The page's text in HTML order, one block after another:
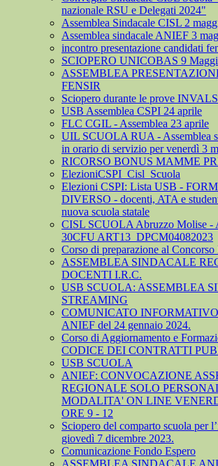
nazionale RSU e Delegati 2024"
Assemblea Sindacale CISL 2
Assemblea sindacale ANIEF 3
incontro presentazione candidati
SCIOPERO UNICOBAS 9
ASSEMBLEA
FENSIR
Sciopero durante le prove
USB Assemblea CSPI 24 aprile
FLC CGIL - Assemblea 23 aprile
UIL SCUOLA RUA - Assemblea
in orario di servizio per venerdì 3
RICORSO BONUS MAMME
ElezioniCSPI_Cisl_Scuola
Elezioni CSPI: Lista USB -
DIVERSO - docenti, ATA e
nuova scuola statale
CISL SCUOLA Abruzzo Molise -
30CFU ART13_DPCM04082023
Corso di preparazione al
ASSEMBLEA SINDACALE
DOCENTI I.R.C.
USB SCUOLA: ASSEMBLEA
STREAMING
COMUNICATO
ANIEF del 24 gennaio 2024.
Corso di Aggiornamento e
CODICE DEI CONTRATTI
USB SCUOLA
ANIEF: CONVOCAZIONE
REGIONALE SOLO
MODALITA' ON LINE
ORE 9 - 12
Sciopero del comparto scuola per
giovedì 7 dicembre 2023.
Comunicazione Fondo Espero